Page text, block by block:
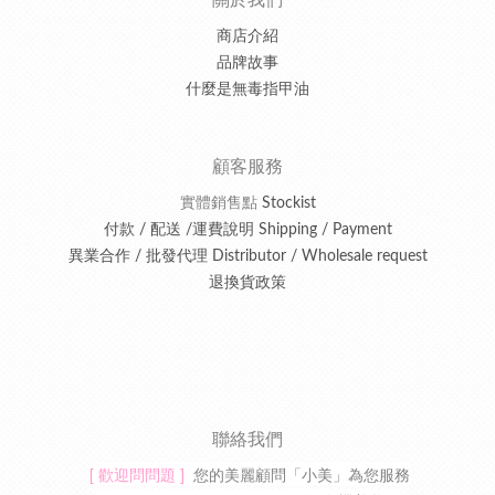
商店介紹
品牌故事
什麼是無毒指甲油
顧客服務
實體銷售點Stockist
付款 / 配送 /運費說明 Shipping / Payment
異業合作 / 批發代理 Distributor / Wholesale request
退換貨政策
聯絡我們
[ 歡迎問問題 ] 您的美麗顧問「小美」為您服務